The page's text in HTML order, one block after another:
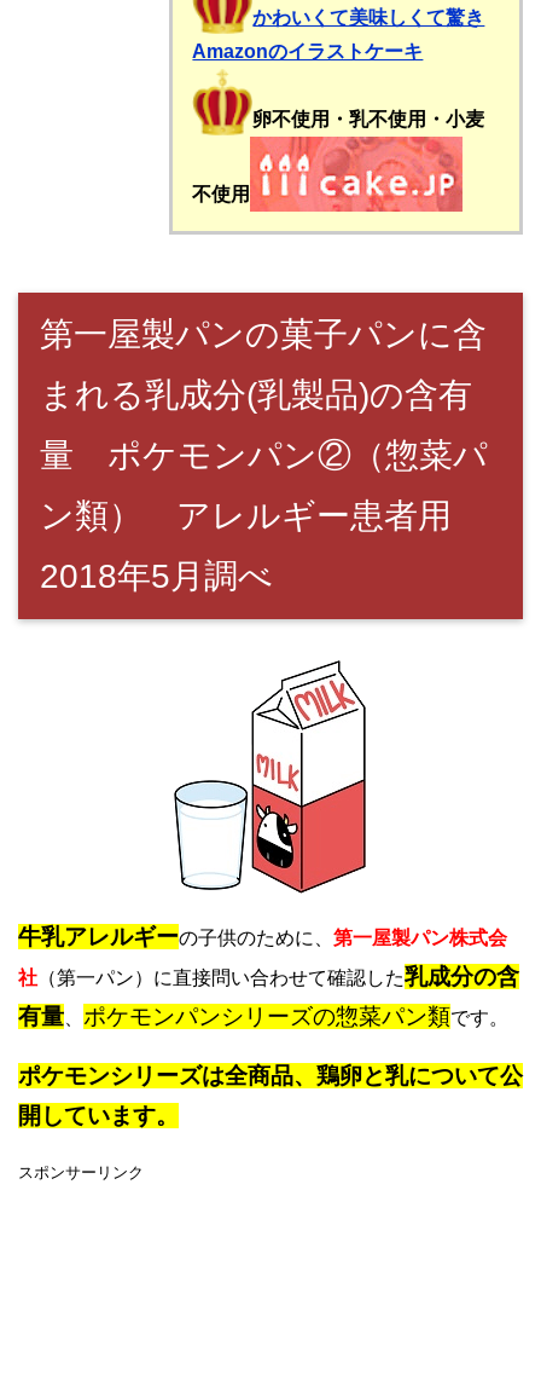
かわいくて美味しくて驚き
Amazonのイラストケーキ
卵不使用・乳不使用・小麦
不使用
第一屋製パンの菓子パンに含
まれる乳成分(乳製品)の含有
量 ポケモンパン②（惣菜パ
ン類） アレルギー患者用
2018年5月調べ
牛乳アレルギーの子供のために、 第一屋製パン株式会
社 （第一パン）に直接問い合わせて確認した乳成分の含
有量
ポケモンパンシリーズの惣菜パン類です。
ポケモンシリーズは全商品、鶏卵と乳について公
開しています。
スポンサーリンク